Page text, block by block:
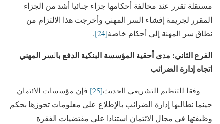
مستقلة تقرر عند مخالفة أحكامها جزاء جنائيا أشد من الجزاء
المقرر لجريمة إفشاء السر المهني وأخرجت هذا الالتزام من
نطاق سر المهنة إلى أحكام خاصة[24]
.
الفرع الثاني: مدى أحقية المؤسسة البنكية الدفع بالسر المهني
اتجاه إدارة الضرائب
وفقا للتنظيم التشريعي الحديث[25]
فإن مؤسسات الائتمان
حينما تطالبها إدارة الضرائب بالإطلاع على معلومات تحوزها بحكم
وظيفتها في مجال الائتمان استنادا على مقتضيات الفقرة